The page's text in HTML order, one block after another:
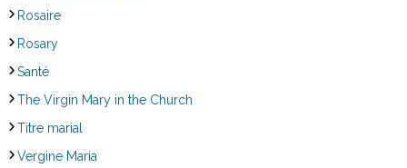
Rosaire
Rosary
Santé
The Virgin Mary in the Church
Titre marial
Vergine Maria